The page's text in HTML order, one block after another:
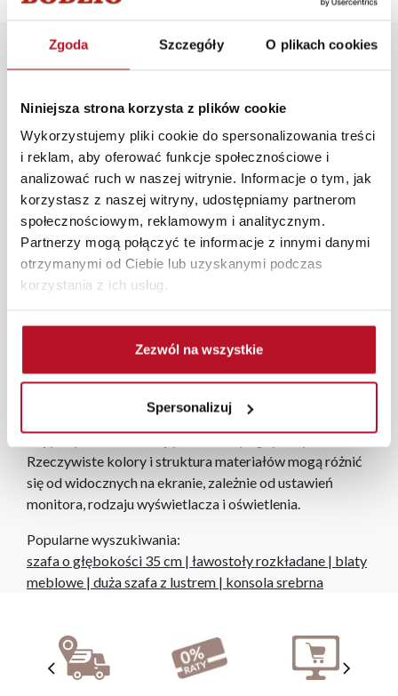
Zgoda Szczegóły O plikach cookies
Niniejsza strona korzysta z plików cookie
Wykorzystujemy pliki cookie do spersonalizowania treści
i reklam, aby oferować funkcje społecznościowe i
analizować ruch w naszej witrynie. Informacje o tym, jak
korzystasz z naszej witryny, udostępniamy partnerom
społecznościowym, reklamowym i analitycznym.
Partnerzy mogą połączyć te informacje z innymi danymi
otrzymanymi od Ciebie lub uzyskanymi podczas
korzystania z ich usług.
Zezwól na wszystkie
Spersonalizuj
Opis produktu
Prześcieradło z gumką w kolorze różowym idealnie
dopasowane do naszych materacy. Wymiary 90cm x
200cm
W każdym z salonów mebli Bodzio oferujemy pomoc w
aranżacji mebli, a nasi pracownicy z wykorzystaniem
programu Planer 3D bezpłatnie zaprojektują i
przygotują kompleksową wizualizację Państwa
pomieszczenia wraz z wyceną. Każde zamówienie
złożone w sklepie stacjonarnym dostarczymy do 3 dni
zamówień internetowych czas dostawy wynosi do 5 dni
roboczych, również na terenie całego kraju. Wszystkie
zamówienia powyżej 1000 zł dostarczamy gratis
niezależnie od miejsca złożenia zamówienia.
Zdjęcia produktów mają charakter poglądowy.
Rzeczywiste kolory i struktura materiałów mogą różnić
się od widocznych na ekranie, zależnie od ustawień
monitora, rodzaju wyświetlacza i oświetlenia.
Popularne wyszukiwania:
szafa o głębokości 35 cm | ławostoły rozkładane | blaty
meblowe | duża szafa z lustrem | konsola srebrna